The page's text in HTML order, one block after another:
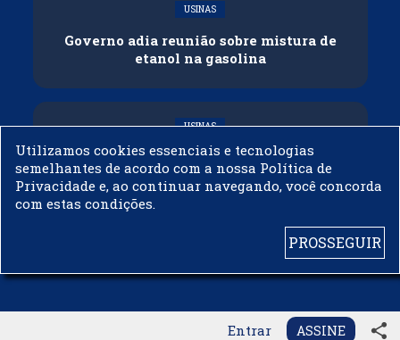
Entrar ASSINE share
USINAS
Governo adia reunião sobre mistura de
etanol na gasolina
USINAS
CNPE veda importação de biodiesel
Utilizamos cookies essenciais e tecnologias
semelhantes de acordo com a nossa Política de
Privacidade e, ao continuar navegando, você concorda
com estas condições.
PROSSEGUIR